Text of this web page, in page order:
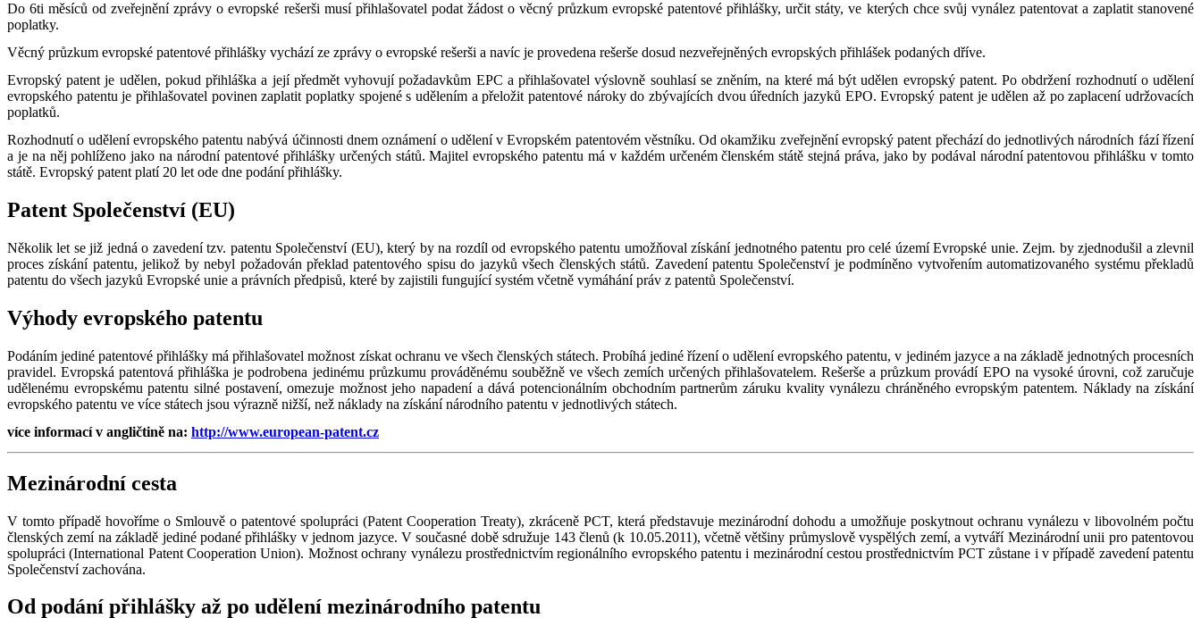
Do 6ti měsíců od zveřejnění zprávy o evropské rešerši musí přihlašovatel podat žádost o věcný průzkum evropské patentové přihlášky, určit státy, ve kterých chce svůj vynález patentovat a zaplatit stanovené
poplatky.
Věcný průzkum evropské patentové přihlášky vychází ze zprávy o evropské rešerši a navíc je provedena rešerše dosud nezveřejněných evropských přihlášek podaných dříve.
Evropský patent je udělen, pokud přihláška a její předmět vyhovují požadavkům EPC a přihlašovatel výslovně souhlasí se zněním, na které má být udělen evropský patent. Po obdržení rozhodnutí o udělení
evropského patentu je přihlašovatel povinen zaplatit poplatky spojené s udělením a přeložit patentové nároky do zbývajících dvou úředních jazyků EPO. Evropský patent je udělen až po zaplacení udržovacích
poplatků.
Rozhodnutí o udělení evropského patentu nabývá účinnosti dnem oznámení o udělení v Evropském patentovém věstníku. Od okamžiku zveřejnění evropský patent přechází do jednotlivých národních fází řízení
a je na něj pohlíženo jako na národní patentové přihlášky určených států. Majitel evropského patentu má v každém určeném členském státě stejná práva, jako by podával národní patentovou přihlášku v tomto
státě. Evropský patent platí 20 let ode dne podání přihlášky.
Patent Společenství (EU)
Několik let se již jedná o zavedení tzv. patentu Společenství (EU), který by na rozdíl od evropského patentu umožňoval získání jednotného patentu pro celé území Evropské unie. Zejm. by zjednodušil a zlevnil
proces získání patentu, jelikož by nebyl požadován překlad patentového spisu do jazyků všech členských států. Zavedení patentu Společenství je podmíněno vytvořením automatizovaného systému překladů
patentu do všech jazyků Evropské unie a právních předpisů, které by zajistili fungující systém včetně vymáhání práv z patentů Společenství.
Výhody evropského patentu
Podáním jediné patentové přihlášky má přihlašovatel možnost získat ochranu ve všech členských státech. Probíhá jediné řízení o udělení evropského patentu, v jediném jazyce a na základě jednotných procesních
pravidel. Evropská patentová přihláška je podrobena jedinému průzkumu prováděnému souběžně ve všech zemích určených přihlašovatelem. Rešerše a průzkum provádí EPO na vysoké úrovni, což zaručuje
udělenému evropskému patentu silné postavení, omezuje možnost jeho napadení a dává potencionálním obchodním partnerům záruku kvality vynálezu chráněného evropským patentem. Náklady na získání
evropského patentu ve více státech jsou výrazně nižší, než náklady na získání národního patentu v jednotlivých státech.
více informací v angličtině na: http://www.european-patent.cz
Mezinárodní cesta
V tomto případě hovoříme o Smlouvě o patentové spolupráci (Patent Cooperation Treaty), zkráceně PCT, která představuje mezinárodní dohodu a umožňuje poskytnout ochranu vynálezu v libovolném počtu
členských zemí na základě jediné podané přihlášky v jednom jazyce. V současné době sdružuje 143 členů (k 10.05.2011), včetně většiny průmyslově vyspělých zemí, a vytváří Mezinárodní unii pro patentovou
spolupráci (International Patent Cooperation Union). Možnost ochrany vynálezu prostřednictvím regionálního evropského patentu i mezinárodní cestou prostřednictvím PCT zůstane i v případě zavedení patentu
Společenství zachována.
Od podání přihlášky až po udělení mezinárodního patentu